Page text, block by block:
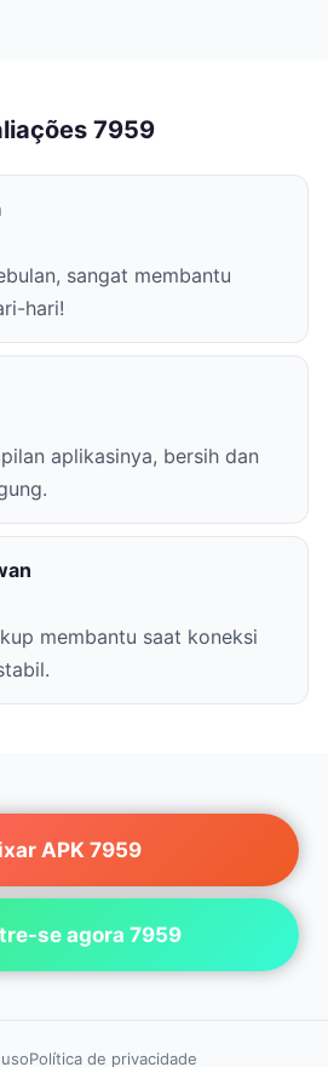
7959
sangat membantu
hari!
aplikasinya, bersih dan
membantu saat koneksi
APK 7959
se agora 7959
Política de privacidade